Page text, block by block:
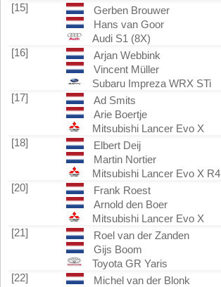
[15]
Gerben Brouwer
Hans van Goor
Audi S1 (8X)
[16]
Arjan Webbink
Vincent Müller
Subaru Impreza WRX STi
[17]
Ad Smits
Arie Boertje
Mitsubishi Lancer Evo X
[18]
Elbert Deij
Martin Nortier
Mitsubishi Lancer Evo X R4
[20]
Frank Roest
Arnold den Boer
Mitsubishi Lancer Evo X
[21]
Roel van der Zanden
Gijs Boom
Toyota GR Yaris
[22]
Michel van der Blonk